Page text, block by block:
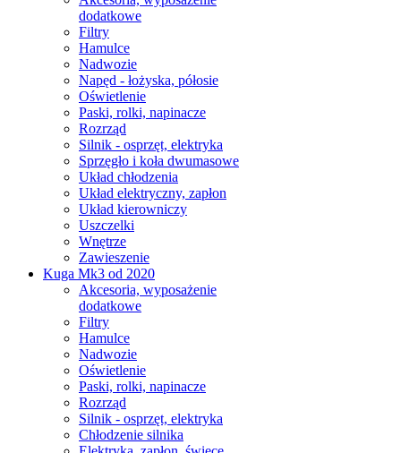
dodatkowe
Filtry
Hamulce
Nadwozie
Napęd - łożyska, półosie
Oświetlenie
Paski, rolki, napinacze
Rozrząd
Silnik - osprzęt, elektryka
Sprzęgło i koła dwumasowe
Układ chłodzenia
Układ elektryczny, zapłon
Układ kierowniczy
Uszczelki
Wnętrze
Zawieszenie
Kuga Mk3 od 2020
Akcesoria, wyposażenie
dodatkowe
Filtry
Hamulce
Nadwozie
Oświetlenie
Paski, rolki, napinacze
Rozrząd
Silnik - osprzęt, elektryka
Chłodzenie silnika